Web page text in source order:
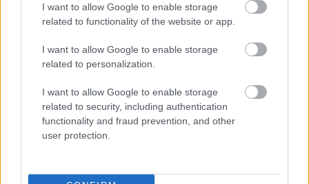
I want to allow Google to enable storage
related to functionality of the website or app.
I want to allow Google to enable storage
related to personalization.
I want to allow Google to enable storage
related to security, including authentication
functionality and fraud prevention, and other
user protection.